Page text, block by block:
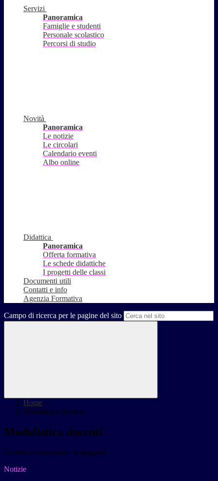
Servizi
Panoramica
Famiglie e studenti
Personale scolastico
Percorsi di studio
Novità
Panoramica
Le notizie
Le circolari
Calendario eventi
Albo online
Didattica
Panoramica
Offerta formativa
Le schede didattiche
I progetti delle classi
Documenti utili
Contatti e info
Agenzia Formativa
Campo di ricerca per le pagine del sito
Home >
Modulistica docenti
Modulistica docenti
Scarica la modulistica in allegato!
Notizie